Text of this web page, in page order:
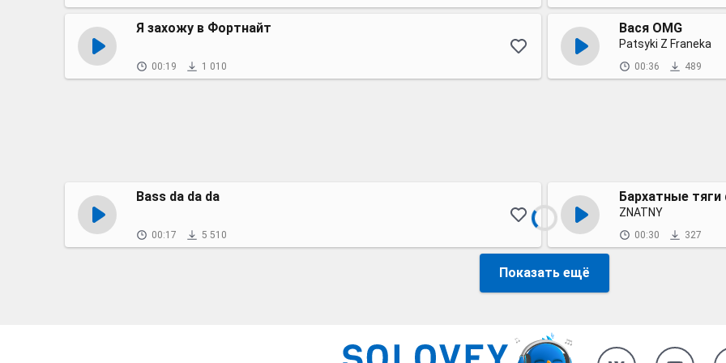
Я захожу в Фортнайт
00:19 1 010
Вася OMG
Patsyki Z Franeka
00:36 489
Bass da da da
00:17 5 510
Бархатные тяги
ZNATNY
00:30 327
Показать ещё